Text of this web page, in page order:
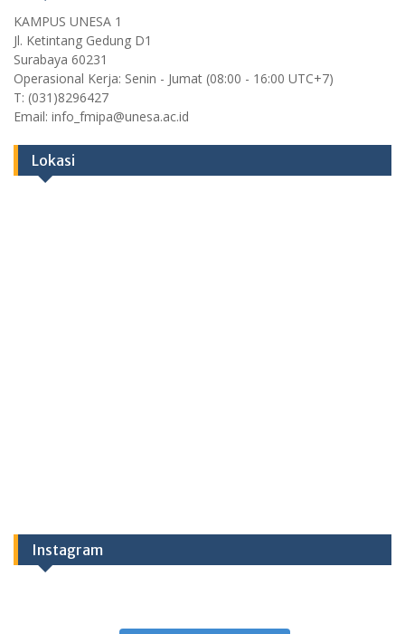
KAMPUS UNESA 1
Jl. Ketintang Gedung D1
Surabaya 60231
Operasional Kerja: Senin - Jumat (08:00 - 16:00 UTC+7)
T: (031)8296427
Email: info_fmipa@unesa.ac.id
Lokasi
Instagram